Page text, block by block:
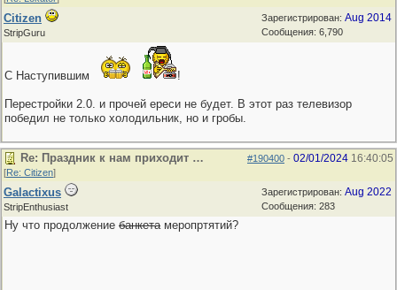
Зарегистрирован: Aug 2014
Сообщения: 6,790
Citizen
StripGuru
С Наступившим !
Перестройки 2.0. и прочей ереси не будет. В этот раз телевизор
победил не только холодильник, но и гробы.
#190400 - 02/01/2024 16:40:05
Re: Праздник к нам приходит …
[Re: Citizen]
Зарегистрирован: Aug 2022
Сообщения: 283
Galactixus
StripEnthusiast
Ну что продолжение банкетамеропртятий?